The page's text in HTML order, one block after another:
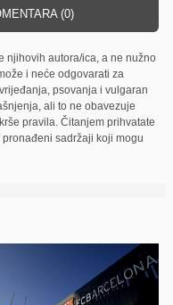
(0)
njihovih autora/ica, a ne nužno
i neće odgovarati za
psovanja i vulgaran
ali to ne obavezuje
pravila. Čitanjem prihvatate
sadržaji koji mogu